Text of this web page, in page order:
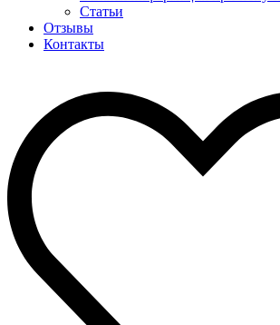
Статьи
Отзывы
Контакты